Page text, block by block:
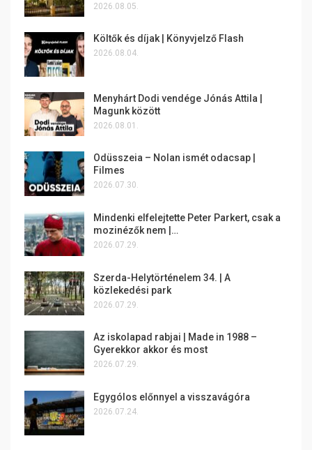
2026.08.05.
Költők és díjak | Könyvjelző Flash
2026.08.04.
Menyhárt Dodi vendége Jónás Attila |
Magunk között
2026.08.01.
Odüsszeia – Nolan ismét odacsap |
Filmes
2026.07.30.
Mindenki elfelejtette Peter Parkert, csak a
mozinézők nem |…
2026.07.29.
Szerda-Helytörténelem 34. | A
közlekedési park
2026.07.29.
Az iskolapad rabjai | Made in 1988 –
Gyerekkor akkor és most
2026.07.29.
Egygólos előnnyel a visszavágóra
2026.07.24.